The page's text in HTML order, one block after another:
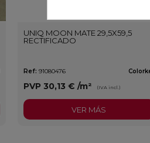
UNIQ MOON MATE 29,5X59,5
RECTIFICADO
Ref: 91080476
PVP 30,13 € /m² (IVA incl.)
VER MÁS